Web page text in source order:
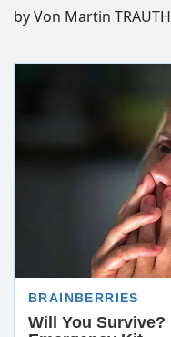
by Von Martin TRAUTH